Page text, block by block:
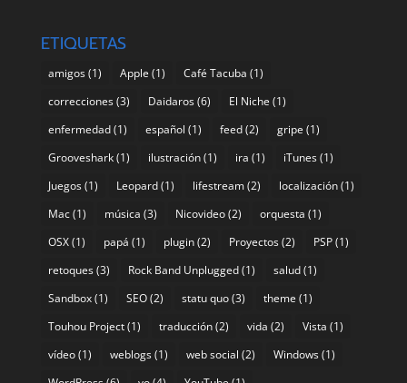
ETIQUETAS
amigos(1) Apple (1) Café Tacuba (1)
correcciones(3) Daidaros(6) El Niche (1)
enfermedad(1) español (1) feed(2) gripe (1)
Grooveshark(1) ilustración(1) ira (1) iTunes(1)
Juegos(1) Leopard(1) lifestream(2) localización(1)
Mac(1) música (3) Nicovideo(2) orquesta (1)
OSX(1) papá (1) plugin(2) Proyectos(2) PSP(1)
retoques(3) Rock Band Unplugged(1) salud(1)
Sandbox(1) SEO(2) statu quo(3) theme (1)
Touhou Project(1) traducción(2) vida (2) Vista (1)
vídeo(1) weblogs(1) web social (2) Windows(1)